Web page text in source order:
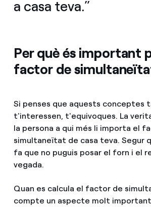
a casa teva.”
Per què és important
factor de
Si penses que aquests conceptes
t'interessen, t'equivoques. La
la persona a qui més li importa el
simultaneïtat de casa teva. Segur
fa que no puguis posar el forn i el
vegada.
Quan es calcula el factor de
compte un aspecte molt